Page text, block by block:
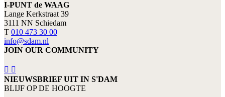
I-PUNT de WAAG
Lange Kerkstraat 39
3111 NN Schiedam
T 010 473 30 00
info@sdam.nl
JOIN OUR COMMUNITY
NIEUWSBRIEF UIT IN S'DAM
BLIJF OP DE HOOGTE